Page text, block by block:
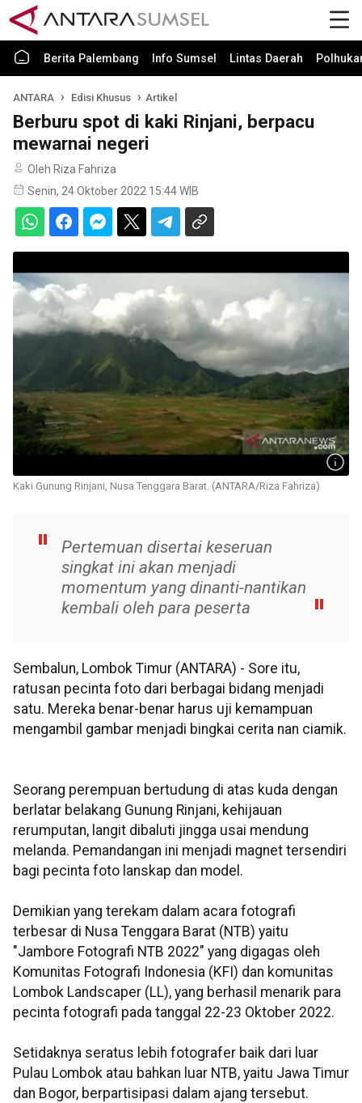
Berita Palembang Info Sumsel Lintas Daerah
ANTARA Edisi Khusus Artikel
Berburu spot di kaki Rinjani, berpacu
mewarnai negeri
Oleh Riza Fahriza
Senin, 24 Oktober 2022 15:44 WIB
Kaki Gunung Rinjani, Nusa Tenggara Barat. (ANTARA/Riza Fahriza)
Pertemuan disertai keseruan
singkat ini akan menjadi
momentum yang dinanti-nantikan
kembali oleh para peserta
Sembalun, Lombok Timur (ANTARA) - Sore itu,
ratusan pecinta foto dari berbagai bidang menjadi
satu. Mereka benar-benar harus uji kemampuan
mengambil gambar menjadi bingkai cerita nan ciamik.
Seorang perempuan bertudung di atas kuda dengan
berlatar belakang Gunung Rinjani, kehijauan
rerumputan, langit dibaluti jingga usai mendung
melanda. Pemandangan ini menjadi magnet tersendiri
bagi pecinta foto lanskap dan model.
Demikian yang terekam dalam acara fotografi
terbesar di Nusa Tenggara Barat (NTB) yaitu
"Jambore Fotografi NTB 2022" yang digagas oleh
Komunitas Fotografi Indonesia (KFI ) dan komunitas
Lombok Landscaper (LL), yang berhasil menarik para
pecinta fotografi pada tanggal 22-23 Oktober 2022.
Setidaknya seratus lebih fotografer baik dari luar
Pulau Lombok atau bahkan luar NTB, yaitu Jawa Timur
dan Bogor, berpartisipasi dalam ajang tersebut.